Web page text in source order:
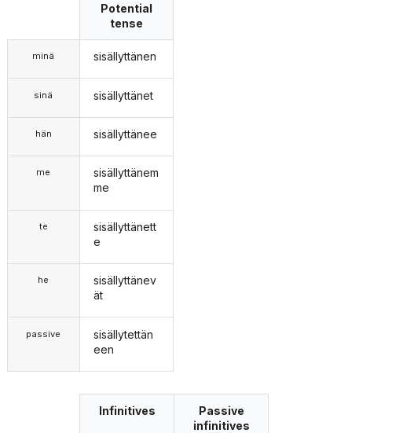
minä
sinä
hän
me
te
he
passive
Potential
tense
sisällyttänen
sisällyttänet
sisällyttänee
sisällyttänem
me
sisällyttänett
e
sisällyttänev
ät
sisällytettän
een
Infinitives
Passive
infinitives